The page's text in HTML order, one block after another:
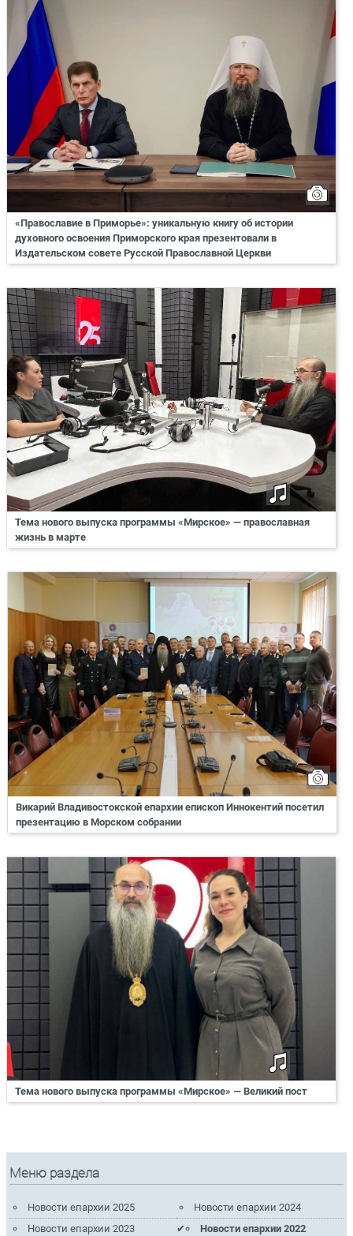
«Православие в Приморье»: уникальную книгу об истории
духовного освоения Приморского края презентовали в
Издательском совете Русской Православной Церкви
Тема нового выпуска программы «Мирское» — православная
жизнь в марте
Викарий Владивостокской епархии епископ Иннокентий посетил
презентацию в Морском собрании
Тема нового выпуска программы «Мирское» — Великий пост
Меню раздела
Новости епархии 2025
Новости епархии 2024
Новости епархии 2023
Новости епархии 2022